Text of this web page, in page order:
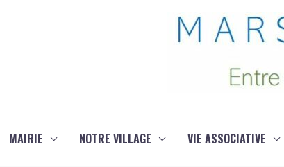
MAIRIE NOTRE VILLAGE VIE ASSOCIATIVE